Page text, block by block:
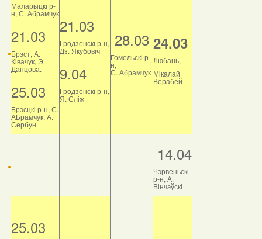
Маларыцкі р-
н, С. Абрамчук
21.03
Брэст, А.
Ківачук, Э.
Данцова.
25.03
Брэсцкі р-н, С.
АБрамчук, А.
Сербун
21.03
Гродзенскі р-н,
Дз. Якубовіч
9.04
Гродзенскі р-н,
Я. Сліж
28.03
Гомельскі р-
н,
С. Абрамчук
24.03
Любань,
Мікалай
Верабей
14.04
Чэрвеньскі
р-н, А.
Вінчэўскі
25.03